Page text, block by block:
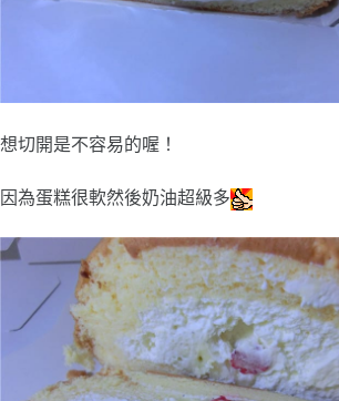
想切開是不容易的喔！
因為蛋糕很軟然後奶油超級多